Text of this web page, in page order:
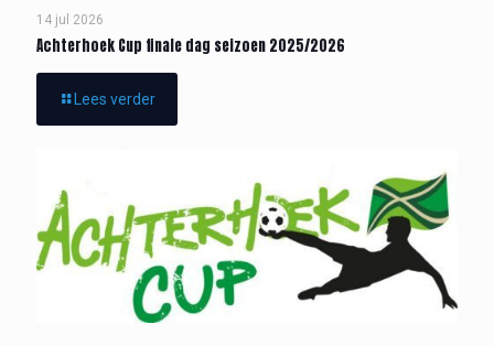
14 jul 2026
Achterhoek Cup finale dag seizoen 2025/2026
Lees verder